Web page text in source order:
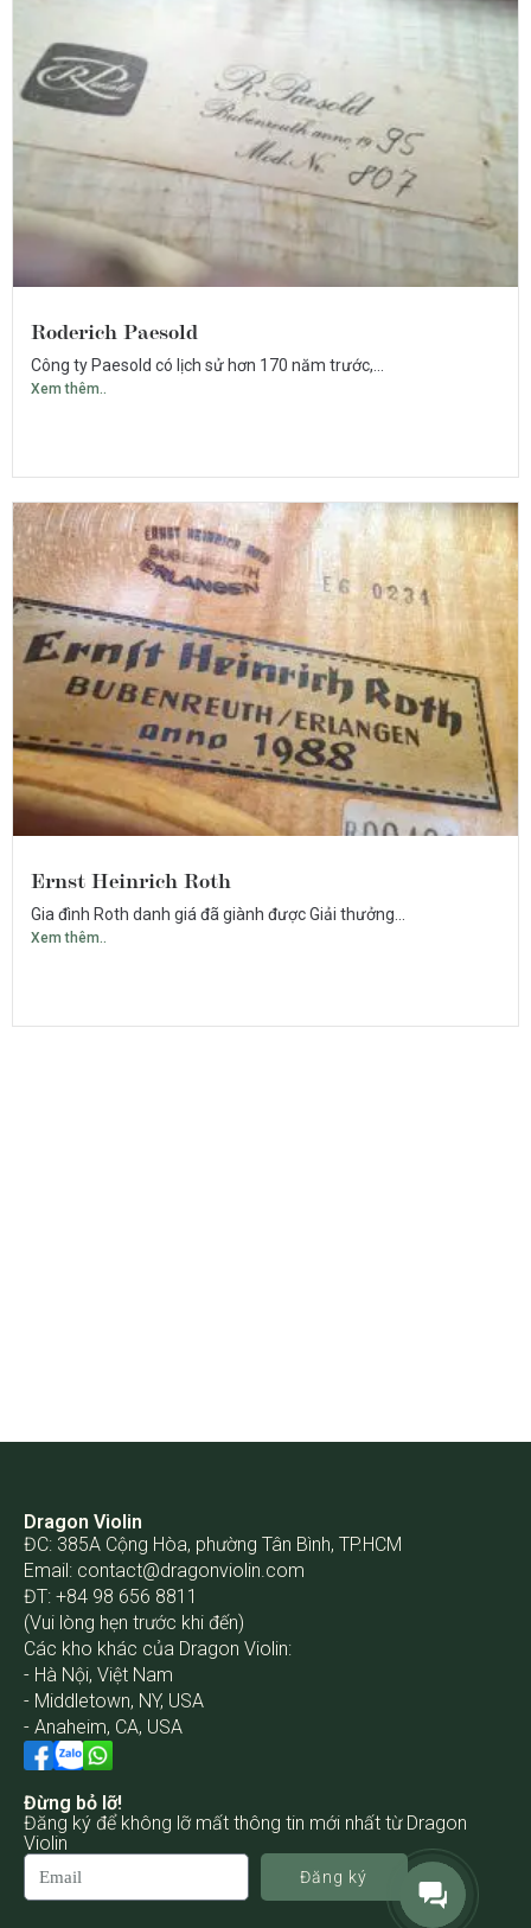
Roderich Paesold
Công ty Paesold có lịch sử hơn 170 năm trước,...
Xem thêm..
Ernst Heinrich Roth
Gia đình Roth danh giá đã giành được Giải thưởng...
Xem thêm..
Dragon Violin
ĐC: 385A Cộng Hòa, phường Tân Bình, TP.HCM
Email: contact@dragonviolin.com
ĐT: +84 98 656 8811
(Vui lòng hẹn trước khi đến)
Các kho khác của Dragon Violin:
- Hà Nội, Việt Nam
- Middletown, NY, USA
- Anaheim, CA, USA
Đừng bỏ lỡ!
Đăng ký để không lỡ mất thông tin mới nhất từ Dragon
Violin
Đăng ký